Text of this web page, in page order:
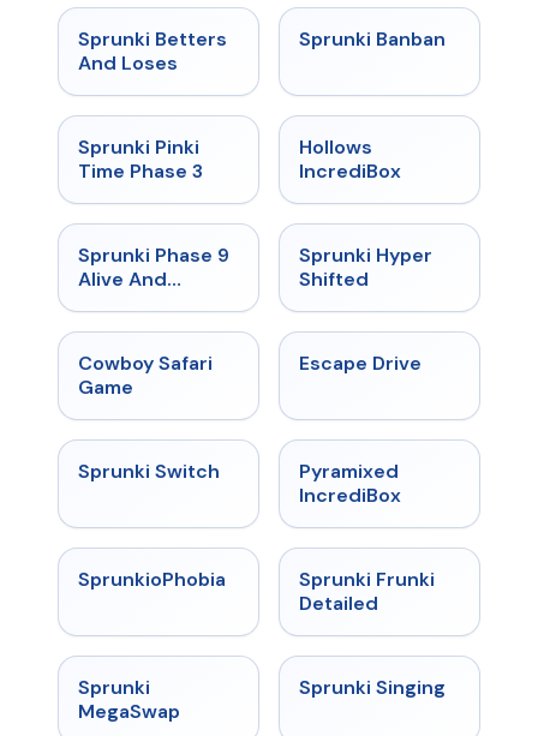
★ 4.6
Sprunki Betters
And Loses
★ 4.7
Sprunki Banban
★
Sprunki Pinki
Time Phase 3
Hollows
IncrediBox
★ 4.4
Sprunki Phase 9
Alive And
★ 4.5
Sprunki Hyper
Shifted
★
Cowboy Safari
Game
★
Escape Drive
★ 4.7
Sprunki Switch
Pyramixed
IncrediBox
★ 4.5
SprunkioPhobia ★ 4.7
Sprunki Frunki
Detailed
Sprunki
MegaSwap
★ 4.6
Sprunki Singing